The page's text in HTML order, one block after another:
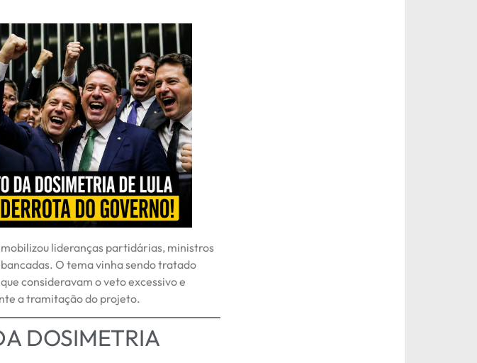
lideranças partidárias, ministros
O tema vinha sendo tratado
consideravam o veto excessivo e
a tramitação do projeto.
DOSIMETRIA